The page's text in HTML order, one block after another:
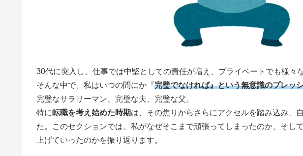
30代に突入し、仕事では中堅としての責任が増え、プライベートでも様々
そんな中で、私はいつの間にか『 完璧でなければ』という無意識のプレッ
完璧なサラリーマン、完璧な夫、完璧な父。
特に転職を考え始めた時期は、その焦りからさらにアクセルを踏み込み、
た。このセクションでは、私がなぜそこまで頑張ってしまったのか、そし
上げていったのかを振り返ります。